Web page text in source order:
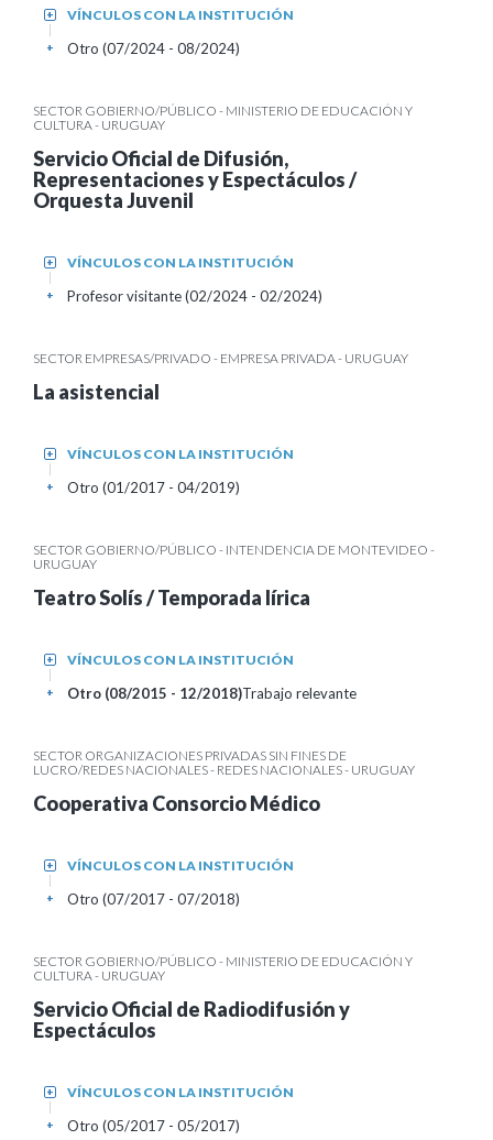
VÍNCULOS CON LA INSTITUCIÓN
+
Otro (07/2024 - 08/2024)
+
SECTOR GOBIERNO/PÚBLICO - MINISTERIO DE EDUCACIÓN Y
CULTURA - URUGUAY
Servicio Oficial de Difusión,
Representaciones y Espectáculos /
Orquesta Juvenil
VÍNCULOS CON LA INSTITUCIÓN
+
Profesor visitante (02/2024 - 02/2024)
+
SECTOR EMPRESAS/PRIVADO - EMPRESA PRIVADA - URUGUAY
La asistencial
VÍNCULOS CON LA INSTITUCIÓN
+
Otro (01/2017 - 04/2019)
+
SECTOR GOBIERNO/PÚBLICO - INTENDENCIA DE MONTEVIDEO -
URUGUAY
Teatro Solís / Temporada lírica
VÍNCULOS CON LA INSTITUCIÓN
+
Otro (08/2015 - 12/2018)Trabajo relevante
+
SECTOR ORGANIZACIONES PRIVADAS SIN FINES DE
LUCRO/REDES NACIONALES - REDES NACIONALES - URUGUAY
Cooperativa Consorcio Médico
VÍNCULOS CON LA INSTITUCIÓN
+
Otro (07/2017 - 07/2018)
+
SECTOR GOBIERNO/PÚBLICO - MINISTERIO DE EDUCACIÓN Y
CULTURA - URUGUAY
Servicio Oficial de Radiodifusión y
Espectáculos
VÍNCULOS CON LA INSTITUCIÓN
+
Otro (05/2017 - 05/2017)
+